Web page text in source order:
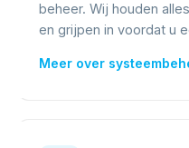
beheer. Wij houden
en grijpen in voordat u
Meer over